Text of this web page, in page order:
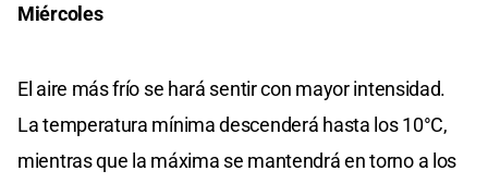
Miércoles
El aire más frío se hará sentir con mayor intensidad.
La temperatura mínima descenderá hasta los 10°C,
mientras que la máxima se mantendrá en torno a los